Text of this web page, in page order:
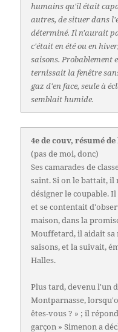
humains qu'il était
autres, de situer dans
déterminé. Il n'aurait
c'était en été ou en
saisons. Probablement
ternissait la fenêtre
gaz d'en face, seule à
semblait humide.
4e de couv, résumé
(pas de moi, donc)
Ses camarades de
saint. Si on le battait,
désigner le coupable.
et se contentait
maison, dans la
Mouffetard, il aidait sa
saisons, et la suivait,
Halles.
Plus tard, devenu l'un
Montparnasse,
êtes-vous ? » ; il
garçon » Simenon a